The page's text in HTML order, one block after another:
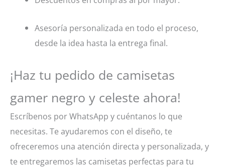
Asesoría personalizada en todo el proceso,
desde la idea hasta la entrega final.
¡Haz tu pedido de camisetas
gamer negro y celeste ahora!
Escríbenos por WhatsApp y cuéntanos lo que
necesitas. Te ayudaremos con el diseño, te
ofreceremos una atención directa y personalizada, y
te entregaremos las camisetas perfectas para tu